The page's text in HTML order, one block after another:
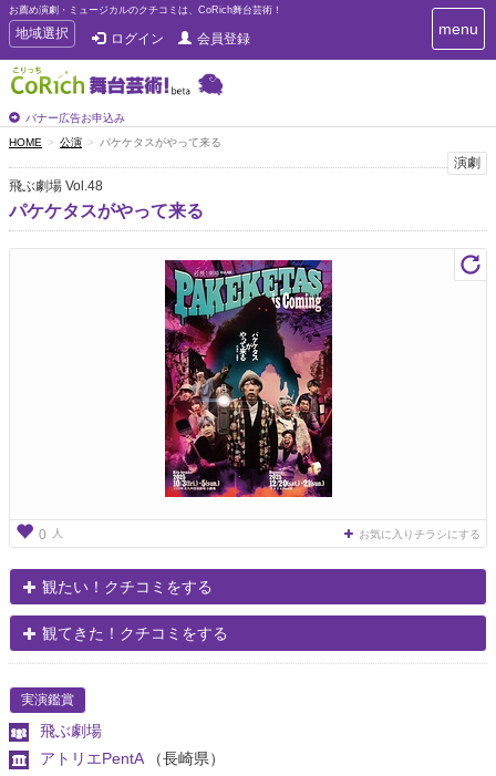
お薦め演劇・ミュージカルのクチコミは、CoRich舞台芸術！
T
o
g
g
e
n
a
v
地域選択 ログイン 会員登録
バナー広告お申込み
T
o
i
g
menu
HOME 公演 パケケタスがやって来る
演劇
飛ぶ劇場 Vol.48
パケケタスがやって来る
0 人 お気に入りチラシにする
観たい！クチコミをする
観てきた！クチコミをする
実演鑑賞
飛ぶ劇場
アトリエPentA
（長崎県）